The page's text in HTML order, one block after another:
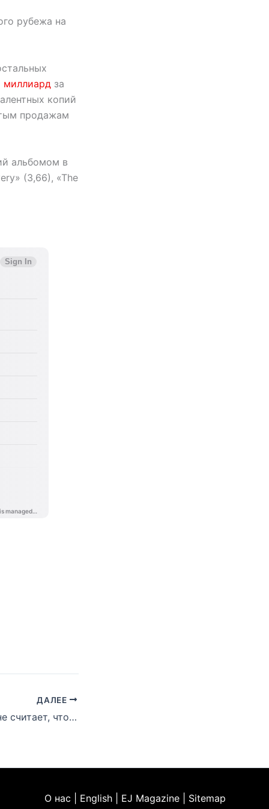
рубежа на
миллиард за
копий
продажам
альбомом в
(3,66), «The
ДАЛЕЕ
Payroll Giovanni не считает, что Эминем чем-то обязан молодым рэперам из Детройта
О нас | English | EJ Magazine | Sitemap